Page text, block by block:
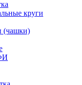
круги
(чашки)